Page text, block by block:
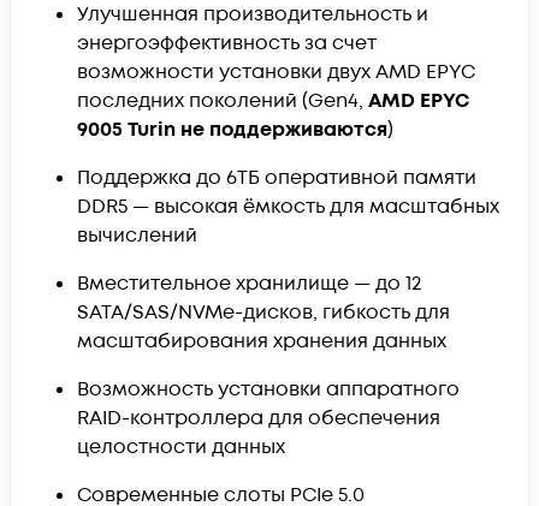
Улучшенная производительность и
энергоэффективность за счет
возможности установки двух AMD EPYC
последних поколений (Gen4, AMD EPYC
9005 Turin не поддерживаются)
Поддержка до 6ТБ оперативной памяти
DDR5 — высокая ёмкость для масштабных
вычислений
Вместительное хранилище — до 12
SATA/SAS/NVMe-дисков, гибкость для
масштабирования хранения данных
Возможность установки аппаратного
RAID-контроллера для обеспечения
целостности данных
Современные слоты PCIe 5.0